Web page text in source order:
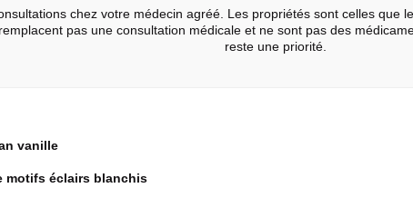
chez votre médecin agréé. Les propriétés sont celles que
pas une consultation médicale et ne sont pas des
reste une priorité.
vanille
motifs éclairs blanchis